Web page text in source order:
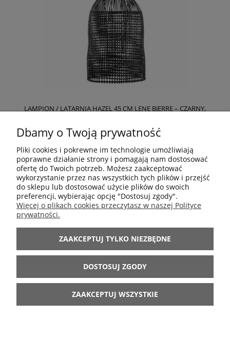
LAMPION / LATARNIA HAZEL 45 CM LENE BJERRE – CZARNY,
143,40 zł
Cena regularna:478,00 zł
Najniższa cena:239,00 zł
DO KOSZYKA
Dbamy o Twoją prywatność
Pliki cookies i pokrewne im technologie umożliwiają
poprawne działanie strony i pomagają nam dostosować
ofertę do Twoich potrzeb. Możesz zaakceptować
wykorzystanie przez nas wszystkich tych plików i przejść
do sklepu lub dostosować użycie plików do swoich
preferencji, wybierając opcję "Dostosuj zgody".
Więcej o plikach cookies przeczytasz w naszej Polityce
prywatności.
ZAAKCEPTUJ TYLKO NIEZBĘDNE
DOSTOSUJ ZGODY
ZAAKCEPTUJ WSZYSTKIE